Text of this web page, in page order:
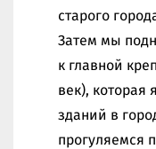
старого
Затем мы
к главной
век), которая
зданий в
прогуляемся